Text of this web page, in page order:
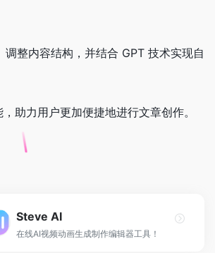
整内容结构，并结合 GPT 技术实现自
助力用户更加便捷地进行文章创作。
Steve AI
在线AI视频动画生成制作编辑器工具！